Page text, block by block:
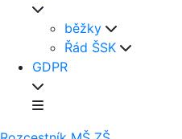
běžky
Řád ŠSK
GDPR